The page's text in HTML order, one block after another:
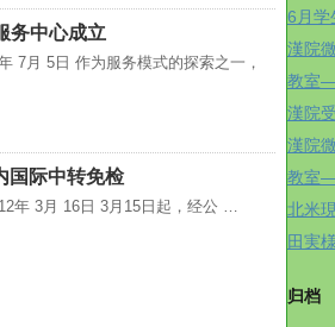
务中心成立
7月 5日 作为服务模式的探索之一，
国际中转免检
年 3月 16日 3月15日起，经公 …
6月学
漢院
教室
漢院
漢院
教室
北米
田実
归档